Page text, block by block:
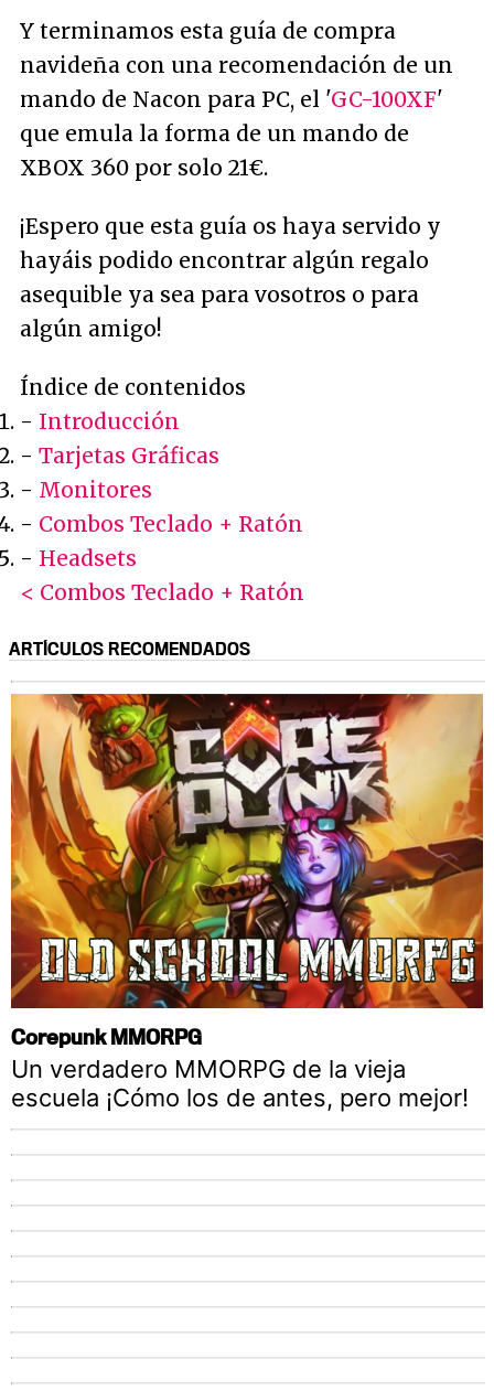
Y terminamos esta guía de compra
navideña con una recomendación de un
mando de Nacon para PC, el 'GC-100XF'
que emula la forma de un mando de
XBOX 360 por solo 21€.
¡Espero que esta guía os haya servido y
hayáis podido encontrar algún regalo
asequible ya sea para vosotros o para
algún amigo!
Índice de contenidos
- Introducción
- Tarjetas Gráficas
- Monitores
- Combos Teclado + Ratón
- Headsets
< Combos Teclado + Ratón
ARTÍCULOS RECOMENDADOS
Corepunk MMORPG
Un verdadero MMORPG de la vieja
escuela ¡Cómo los de antes, pero mejor!